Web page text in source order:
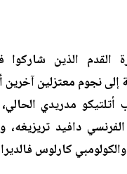
الذين شاركوا
إلى نجوم معتزلين
مدريدي
دافيد تريزيغه،
كارلوس